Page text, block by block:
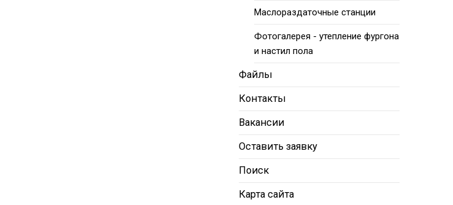
Маслораздаточные станции
Фотогалерея - утепление фургона
и настил пола
Файлы
Контакты
Вакансии
Оставить заявку
Поиск
Карта сайта